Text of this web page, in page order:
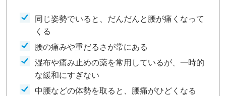
同じ姿勢でいると、だんだんと腰が痛くなって
くる
腰の痛みや重だるさが常にある
湿布や痛み止めの薬を常用しているが、一時的
な緩和にすぎない
中腰などの体勢を取ると、腰痛がひどくなる